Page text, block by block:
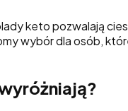
keto pozwalają
wybór dla osób,